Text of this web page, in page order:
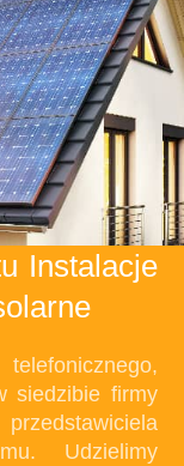
Instalacje
siedzibie firmy
Udzielimy